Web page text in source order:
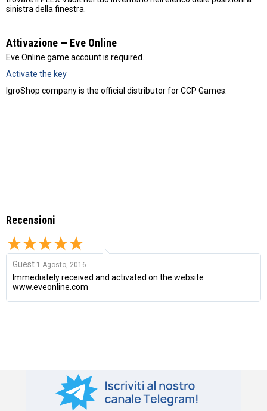
sinistra della finestra.
Attivazione — Eve Online
Eve Online game account is required.
Activate the key
IgroShop company is the official distributor for CCP Games.
Recensioni
Guest 1 Agosto, 2016
Immediately received and activated on the website
www.eveonline.com